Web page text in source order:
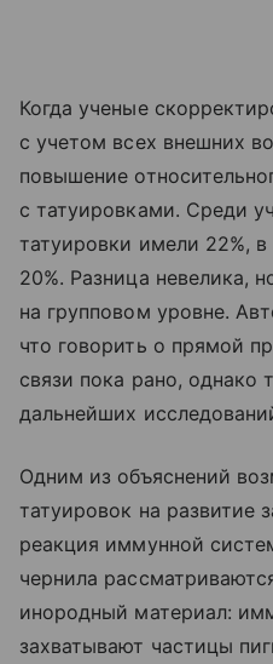
Когда ученые
с учетом всех внешних
повышение
с татуировками. Среди
татуировки имели 22%,
20%. Разница невелика,
на групповом уровне.
что говорить о прямой
связи пока рано, однако
дальнейших
Одним из объяснений
татуировок на развитие
реакция иммунной
чернила
инородный материал:
захватывают частицы